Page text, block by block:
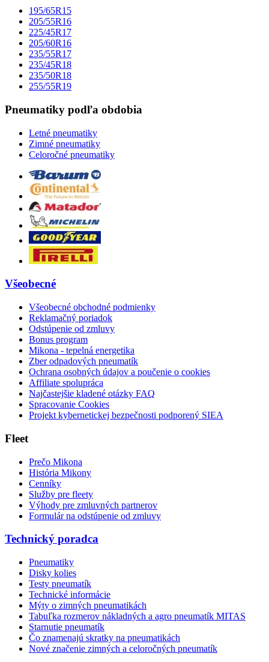
195/65R15
205/55R16
225/45R17
205/60R16
235/55R17
235/45R18
235/50R18
255/55R19
Pneumatiky podľa obdobia
Letné pneumatiky
Zimné pneumatiky
Celoročné pneumatiky
Všeobecné
Všeobecné obchodné podmienky
Reklamačný poriadok
Odstúpenie od zmluvy
Bonus program
Mikona - tepelná energetika
Zber odpadových pneumatík
Ochrana osobných údajov a poučenie o cookies
Affiliate spolupráca
Najčastejšie kladené otázky FAQ
Spracovanie Cookies
Projekt kybernetickej bezpečnosti podporený SIEA
Fleet
Prečo Mikona
História Mikony
Cenníky
Služby pre fleety
Výhody pre zmluvných partnerov
Formulár na odstúpenie od zmluvy
Technický poradca
Pneumatiky
Disky kolies
Testy pneumatík
Technické informácie
Mýty o zimných pneumatikách
Tabuľka rozmerov nákladných a agro pneumatík MITAS
Starnutie pneumatík
Čo znamenajú skratky na pneumatikách
Nové značenie zimných a celoročných pneumatík